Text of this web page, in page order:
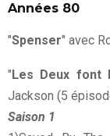
Années 80
"Spenser" avec
"Les Deux font
Jackson (5
Saison 1